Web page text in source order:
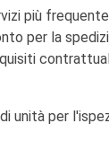
più
per la
unità per